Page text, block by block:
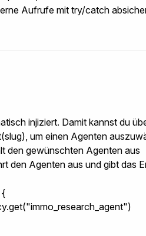
Aufrufe mit try/catch
injiziert. Damit kannst du
, um einen Agenten
den gewünschten Agenten aus
den Agenten aus und gibt das
{